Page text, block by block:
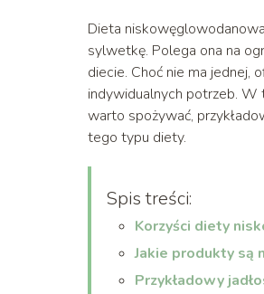
Dieta
sylwetkę. Polega ona na
diecie. Choć nie ma jednej,
indywidualnych potrzeb.
warto spożywać,
tego typu diety.
Spis treści:
Korzyści diety
Jakie produkty są
Przykładowy